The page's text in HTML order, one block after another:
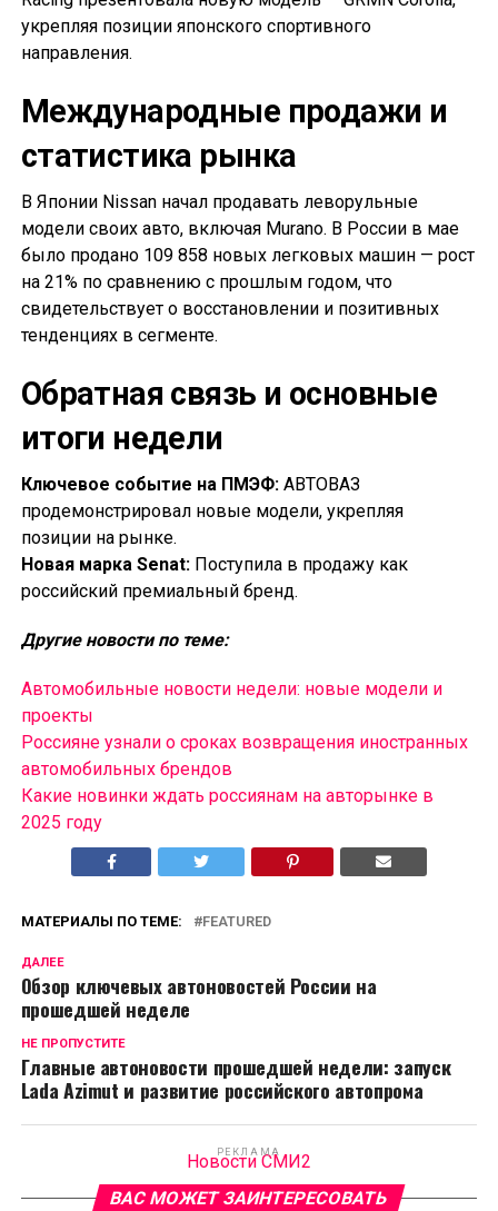
укрепляя позиции японского спортивного
направления.
Международные продажи и
статистика рынка
В Японии Nissan начал продавать леворульные
модели своих авто, включая Murano. В России в мае
было продано 109 858 новых легковых машин — рост
на 21% по сравнению с прошлым годом, что
свидетельствует о восстановлении и позитивных
тенденциях в сегменте.
Обратная связь и основные
итоги недели
Ключевое событие на ПМЭФ:АВТОВАЗ
продемонстрировал новые модели, укрепляя
позиции на рынке.
Новая марка Senat:Поступила в продажу как
российский премиальный бренд.
Другие новости по теме:
Автомобильные новости недели: новые модели и
проекты
Россияне узнали о сроках возвращения иностранных
автомобильных брендов
Какие новинки ждать россиянам на авторынке в
2025 году
МАТЕРИАЛЫ ПО ТЕМЕ: FEATURED
ДАЛЕЕ
Обзор ключевых автоновостей России на
прошедшей неделе
НЕ ПРОПУСТИТЕ
Главные автоновости прошедшей недели: запуск
Lada Azimut и развитие российского автопрома
РЕКЛАМА
Новости СМИ2
ВАС МОЖЕТ ЗАИНТЕРЕСОВАТЬ